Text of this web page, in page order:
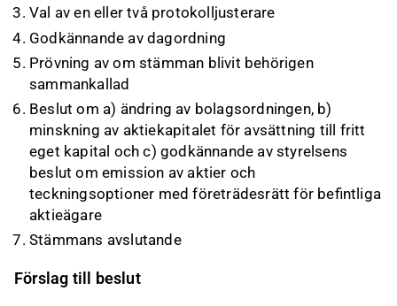
Val av en eller två protokolljusterare
Godkännande av dagordning
Prövning av om stämman blivit behörigen
sammankallad
Beslut om a) ändring av bolagsordningen, b)
minskning av aktiekapitalet för avsättning till fritt
eget kapital och c) godkännande av styrelsens
beslut om emission av aktier och
teckningsoptioner med företrädesrätt för befintliga
aktieägare
Stämmans avslutande
Förslag till beslut